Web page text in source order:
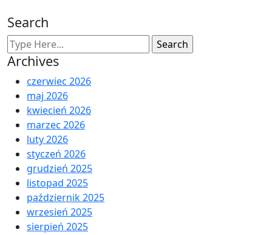
Search
Archives
czerwiec 2026
maj 2026
kwiecień 2026
marzec 2026
luty 2026
styczeń 2026
grudzień 2025
listopad 2025
październik 2025
wrzesień 2025
sierpień 2025